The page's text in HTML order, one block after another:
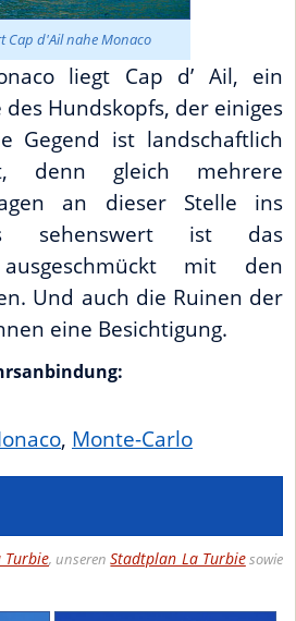
Cap d'Ail nahe Monaco
liegt Cap d’ Ail, ein
Hundskopfs, der einiges
Gegend ist landschaftlich
denn gleich mehrere
an dieser Stelle ins
sehenswert ist das
mit den
Und auch die Ruinen der
eine Besichtigung.
, Monte-Carlo
, unserenStadtplan La Turbiesowie